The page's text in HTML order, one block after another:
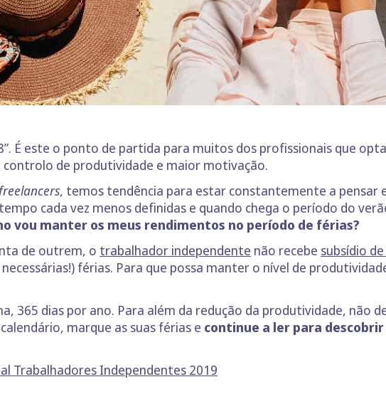
É este o ponto de partida para muitos dos profissionais que
controlo de produtividade e maior motivação.
, temos tendência para estar constantemente a pensar
cada vez menos definidas e quando chega o período do
vou manter os meus rendimentos no período de férias?
de outrem, o trabalhador independente não recebe subsídio
férias. Para que possa manter o nível de
365 dias por ano. Para além da redução da produtividade, não
marque as suas férias e continue a ler para
Trabalhadores Independentes 2019